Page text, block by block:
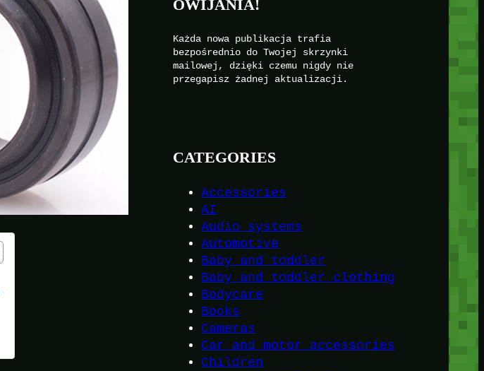
OWIJANIA!
Każda nowa publikacja trafia
bezpośrednio do Twojej skrzynki
mailowej, dzięki czemu nigdy nie
przegapisz żadnej aktualizacji.
CATEGORIES
Accessories
AI
Audio systems
Automotive
Baby and toddler
Baby and toddler clothing
Bodycare
Books
Cameras
Car and motor accessories
Children